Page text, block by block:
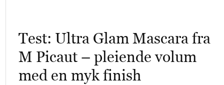
Test: Ultra Glam Mascara fra
M Picaut – pleiende volum
med en myk finish